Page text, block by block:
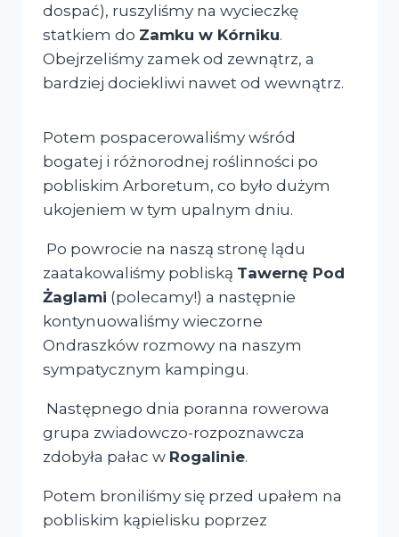
dospać), ruszyliśmy na wycieczkę
statkiem do Zamku w Kórniku.
Obejrzeliśmy zamek od zewnątrz, a
bardziej dociekliwi nawet od wewnątrz.
Potem pospacerowaliśmy wśród
bogatej i różnorodnej roślinności po
pobliskim Arboretum, co było dużym
ukojeniem w tym upalnym dniu.
Po powrocie na naszą stronę lądu
zaatakowaliśmy pobliską Tawernę Pod
Żaglami (polecamy!) a następnie
kontynuowaliśmy wieczorne
Ondraszków rozmowy na naszym
sympatycznym kampingu.
Następnego dnia poranna rowerowa
grupa zwiadowczo-rozpoznawcza
zdobyła pałac w Rogalinie.
Potem broniliśmy się przed upałem na
pobliskim kąpielisku poprzez